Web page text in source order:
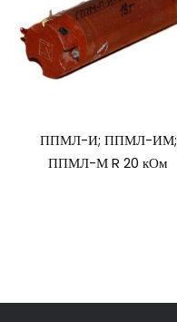
ППМЛ-И; ППМЛ-ИМ;
ППМЛ-М R 20 кОм